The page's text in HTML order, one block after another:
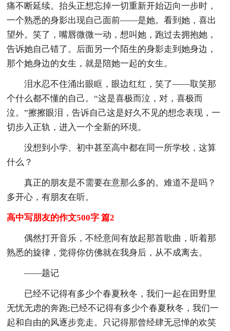
痛不断延续。抬头正想忘掉一切重新开始迈向一步时，
一个熟悉的身影出现自己面前——是她。看到她，喜出
望外。笑了，嘴唇微微一动，想叫她，跑过去拥抱她，
告诉她自己错了。后面另一个陌生的身影走到她身边，
那个她身边的女生，就是陪她一起的女生。
泪水忍不住涌出眼眶，眼边红红，笑了——取笑那
个什么都不懂的自己。“这是喜极而泣，对，喜极而
泣。”擦擦眼泪，告诉自己这是好久不见的想念表现，一
切步入正轨，进入一个全新的环境。
没想到小学、初中甚至高中都在同一所学校，这算
什么？
真正的朋友是不需要在意那么多的。难道不是吗？
多开心，有朋友在听。
高中写朋友的作文500字 篇2
偶然打开音乐，不经意间有放起那首歌曲，听着那
熟悉的旋律，觉得你仿佛就在我身后，从不成离去。
——题记
已经不记得有多少个春夏秋冬，我们一起在田野里
无忧无虑的奔跑;已经不记得有多少个春夏秋冬，我们一
起和自由的风逐步竞走。只记得那曾经肆无忌惮的欢笑